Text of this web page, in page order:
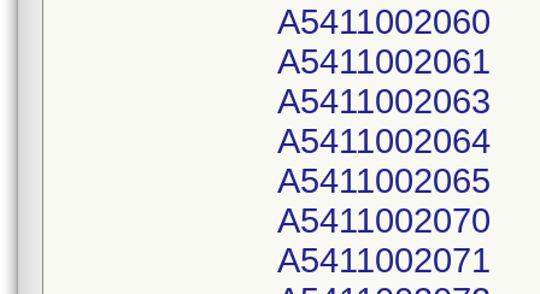
A5411002060
A5411002061
A5411002063
A5411002064
A5411002065
A5411002070
A5411002071